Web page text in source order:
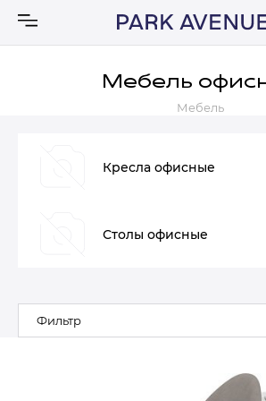
Акции
Мебель
Мебель
Кресла офисные
Столы офисные
Фильтр